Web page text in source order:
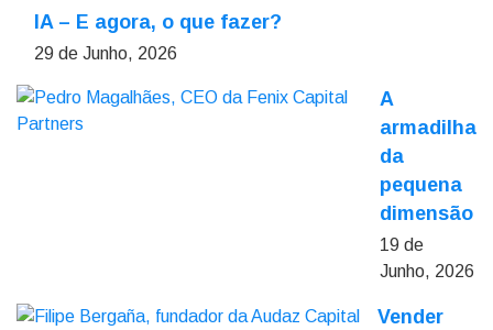
IA – E agora, o que fazer?
29 de Junho, 2026
A
armadilha
da
pequena
dimensão
19 de
Junho, 2026
Vender